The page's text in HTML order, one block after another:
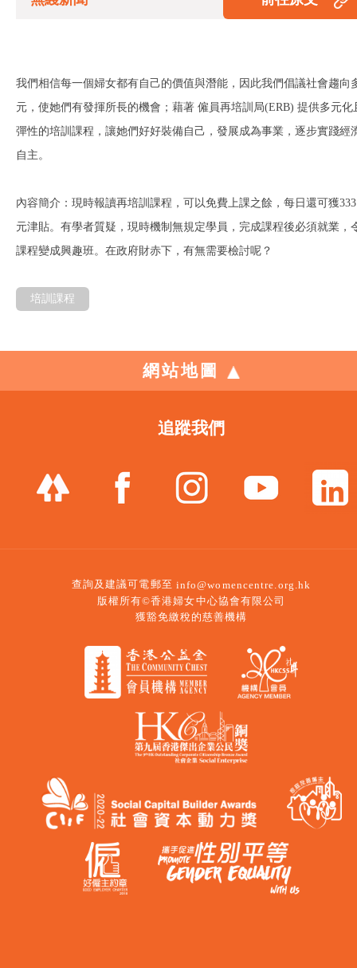
我們相信每一個婦女都有自己的價值與潛能，因此我們倡議社會趨向
元，使她們有發揮所長的機會；藉著 僱員再培訓局(ERB) 提供多元化
彈性的培訓課程，讓她們好好裝備自己，發展成為事業，逐步實踐經
自主。
內容簡介：現時報讀再培訓課程，可以免費上課之餘，每日還可獲333
元津貼。有學者質疑，現時機制無規定學員，完成課程後必須就業，
課程變成興趣班。在政府財赤下，有無需要檢討呢？
培訓課程
網站地圖
追蹤我們
查詢及建議可電郵至 info@womencentre.org.hk
版權所有©香港婦女中心協會有限公司
獲豁免繳稅的慈善機構